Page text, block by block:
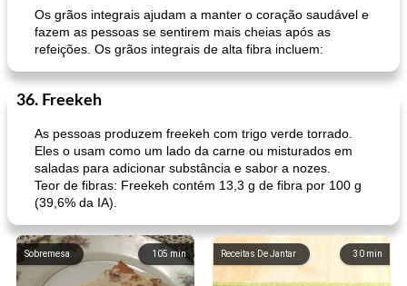
Os grãos integrais ajudam a manter o coração saudável e
fazem as pessoas se sentirem mais cheias após as
refeições. Os grãos integrais de alta fibra incluem:
36. Freekeh
As pessoas produzem freekeh com trigo verde torrado.
Eles o usam como um lado da carne ou misturados em
saladas para adicionar substância e sabor a nozes.
Teor de fibras: Freekeh contém 13,3 g de fibra por 100 g
(39,6% da IA).
105 min
Sobremesa 30 min
Receitas De Jantar